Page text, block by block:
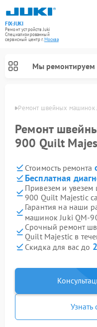
FIX-JUKI
Ремонт устройств Juki
Специализированный
cервисный центр г.Москва
Мы ремонтируем
Ремонт швейных машинок
Ремонт
900 Quilt
Стоимость ремонта
Бесплатная
Привезем и
900 Quilt Majestic
Гарантия на наши
машинок Juki QM-
Срочный ремонт
Quilt Majestic в
Скидка для вас до
Узнать